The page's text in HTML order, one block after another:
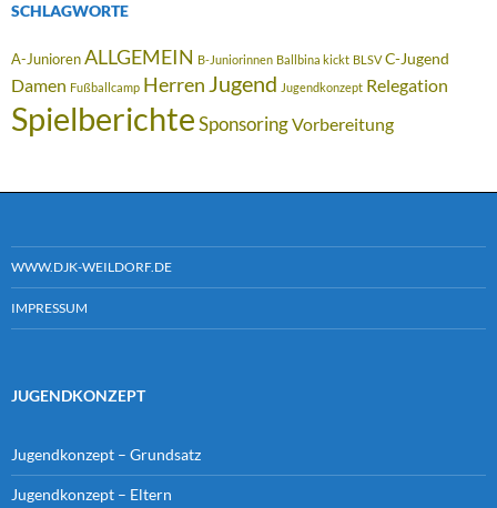
SCHLAGWORTE
A-Junioren ALLGEMEIN B-Juniorinnen Ballbina kickt BLSV C-Jugend
Damen Fußballcamp Herren Jugend Jugendkonzept Relegation
SpielberichteSponsoringVorbereitung
WWW.DJK-WEILDORF.DE
IMPRESSUM
JUGENDKONZEPT
Jugendkonzept – Grundsatz
Jugendkonzept – Eltern